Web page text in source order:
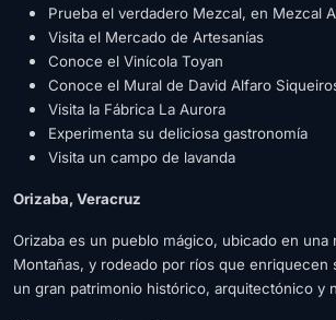
Prueba el verdadero Mezcal, en Mezcal
Visita el Mercado de Artesanías
Conoce el Vinícola Toyan
Conoce el Mural de David Alfaro
Visita la Fábrica La Aurora
Experimenta su deliciosa gastronomía
Visita un campo de lavanda
Orizaba, Veracruz
Orizaba es un pueblo mágico, ubicado en una
Montañas, y rodeado por ríos que enriquecen
un gran patrimonio histórico, arquitectónico y